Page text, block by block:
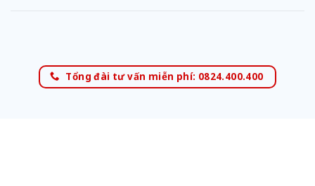
Tổng đài tư vấn miễn phí: 0824.400.400